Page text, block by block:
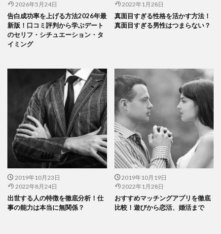
2026年5月24日
告白成功率を上げる方法2026年最
新版！口コミ評判から学ぶデート
のセリフ・シチュエーション・タ
イミング
2022年1月28日
真面目すぎる性格を活かす方法！
真面目すぎる男性はつまらない？
2019年10月23日
2022年8月24日
出世する人の特徴を徹底分析！仕
事の能力は本当に無関係？
2019年10月19日
2022年1月28日
おすすめマッチングアプリを徹底
比較！遊びから恋活、婚活まで